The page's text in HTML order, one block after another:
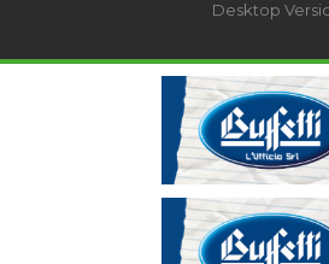
Desktop